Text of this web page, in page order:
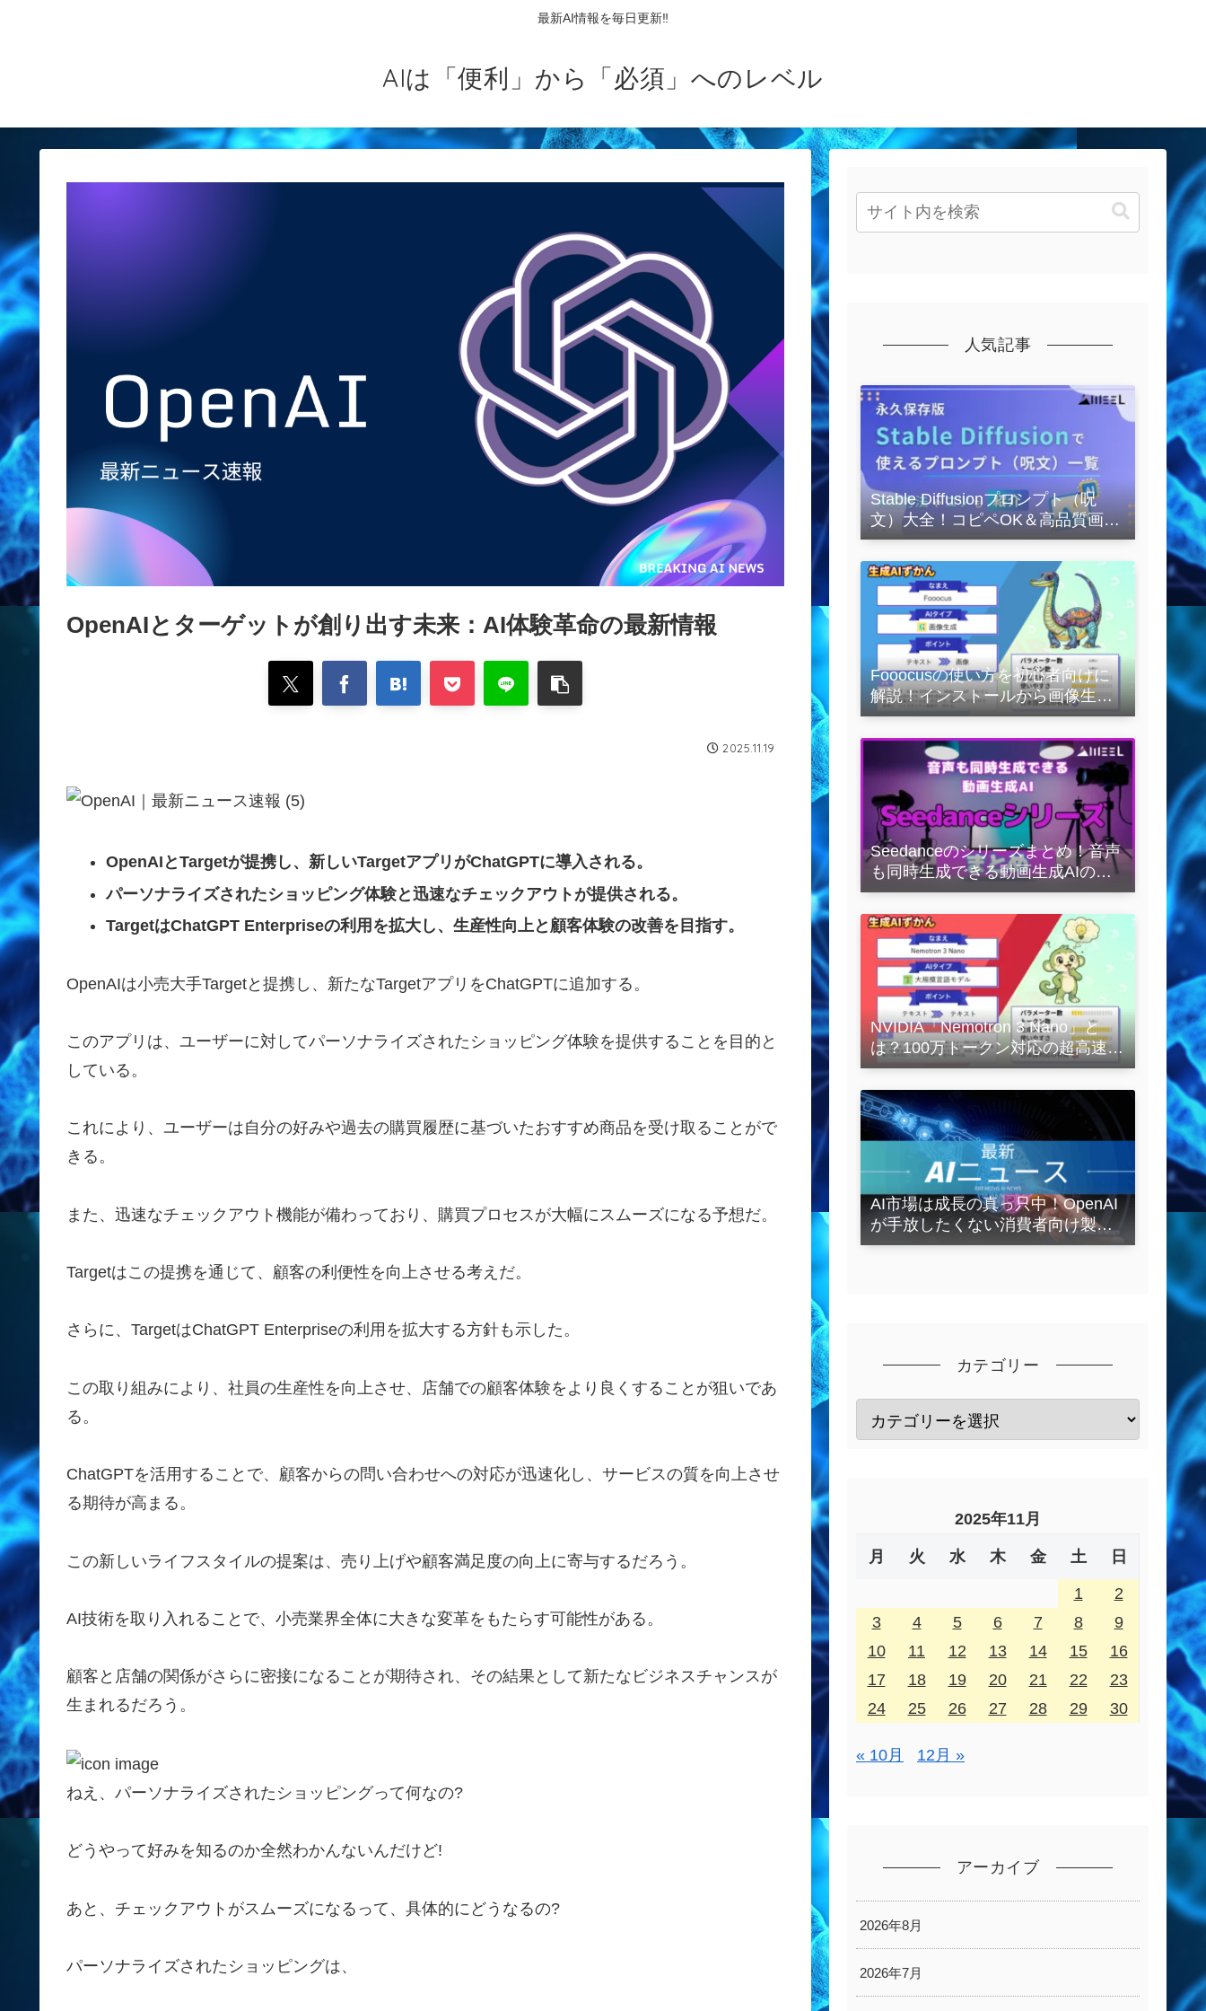
最新AI情報を毎日更新‼
AIは「便利」から「必須」へのレベル
OpenAIとターゲットが創り出す未来：AI体験革命の最新情報
2025.11.19
OpenAIとTargetが提携し、新しいTargetアプリがChatGPTに導入される。
パーソナライズされたショッピング体験と迅速なチェックアウトが提供される。
TargetはChatGPT Enterpriseの利用を拡大し、生産性向上と顧客体験の改善を目指す。
OpenAIは小売大手Targetと提携し、新たなTargetアプリをChatGPTに追加する。
このアプリは、ユーザーに対してパーソナライズされたショッピング体験を提供することを目的と
している。
これにより、ユーザーは自分の好みや過去の購買履歴に基づいたおすすめ商品を受け取ることがで
きる。
また、迅速なチェックアウト機能が備わっており、購買プロセスが大幅にスムーズになる予想だ。
Targetはこの提携を通じて、顧客の利便性を向上させる考えだ。
さらに、TargetはChatGPT Enterpriseの利用を拡大する方針も示した。
この取り組みにより、社員の生産性を向上させ、店舗での顧客体験をより良くすることが狙いであ
る。
ChatGPTを活用することで、顧客からの問い合わせへの対応が迅速化し、サービスの質を向上させ
る期待が高まる。
この新しいライフスタイルの提案は、売り上げや顧客満足度の向上に寄与するだろう。
AI技術を取り入れることで、小売業界全体に大きな変革をもたらす可能性がある。
顧客と店舗の関係がさらに密接になることが期待され、その結果として新たなビジネスチャンスが
生まれるだろう。
ねえ、パーソナライズされたショッピングって何なの?
どうやって好みを知るのか全然わかんないんだけど!
あと、チェックアウトがスムーズになるって、具体的にどうなるの?
パーソナライズされたショッピングは、
人気記事
Stable Diffusionプロンプト（呪
文）大全！コピペOK＆高品質画像
を作るコツの完全保存版
Fooocusの使い方を初心者向けに
解説！インストールから画像生成
の実践まで紹介
Seedanceのシリーズまとめ！音声
も同時生成できる動画生成AIの全
容を解説
NVIDIA「Nemotron 3 Nano」と
は？100万トークン対応の超高速
LLMを徹底解説
AI市場は成長の真っ只中！OpenAI
が手放したくない消費者向け製品
とは？
カテゴリー
2025年11月
月 火 水 木 金 土 日
1
2
3
4 5 6 7 8
9
10
11 12 13 14 15
16
17
18 19 20 21 22
23
24
25 26 27 28 29 30
« 10月 12月 »
アーカイブ
2026年8月
2026年7月